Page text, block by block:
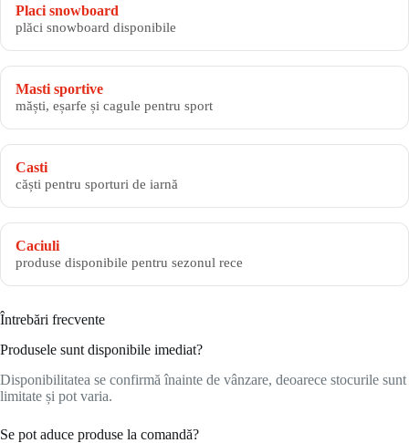
Placi snowboard
plăci snowboard disponibile
Masti sportive
măști, eșarfe și cagule pentru sport
Casti
căști pentru sporturi de iarnă
Caciuli
produse disponibile pentru sezonul rece
Întrebări frecvente
Produsele sunt disponibile imediat?
Disponibilitatea se confirmă înainte de vânzare, deoarece stocurile sunt
limitate și pot varia.
Se pot aduce produse la comandă?